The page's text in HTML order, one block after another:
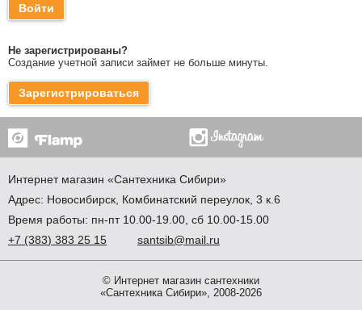
Войти
Не зарегистрированы?
Создание учетной записи займет не больше минуты.
Зарегистрироваться
Интернет магазин «Сантехника Сибири»
Адрес: Новосибирск Комбинатский переулок, 3 к.6
Время работы: пн-пт 10.00-19.00, сб 10.00-15.00
+7 (383) 383 25 15 santsib@mail.ru
© Интернет магазин сантехники
«Сантехника Сибири», 2008-2026